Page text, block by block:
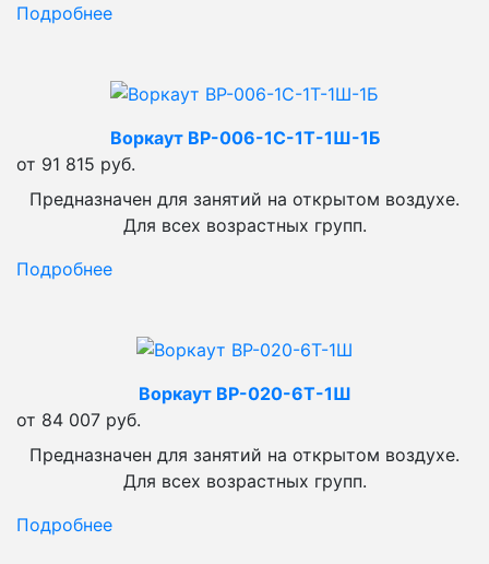
Подробнее
Воркаут ВР-006-1С-1Т-1Ш-1Б
от 91 815 руб.
Предназначен для занятий на открытом воздухе.
Для всех возрастных групп.
Подробнее
Воркаут ВР-020-6Т-1Ш
от 84 007 руб.
Предназначен для занятий на открытом воздухе.
Для всех возрастных групп.
Подробнее